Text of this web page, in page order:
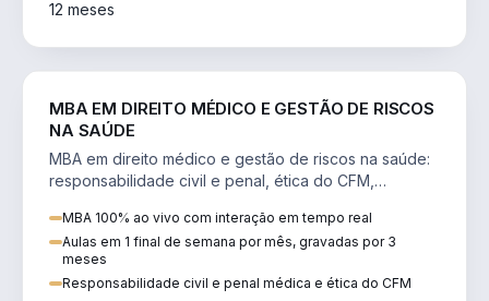
12 meses
MBA EM DIREITO MÉDICO E GESTÃO DE RISCOS
NA SAÚDE
MBA em direito médico e gestão de riscos na saúde:
responsabilidade civil e penal, ética do CFM,
MBA 100% ao vivo com interação em tempo real
Aulas em 1 final de semana por mês, gravadas por 3
meses
Responsabilidade civil e penal médica e ética do CFM